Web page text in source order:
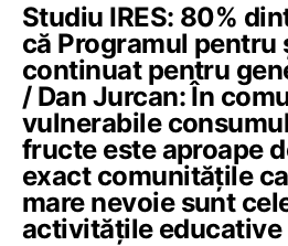
Studiu IRES: 80%
că Programul pentru
continuat pentru
/ Dan Jurcan: În
vulnerabile
fructe este aproape
exact comunitățile
mare nevoie sunt
activitățile educative